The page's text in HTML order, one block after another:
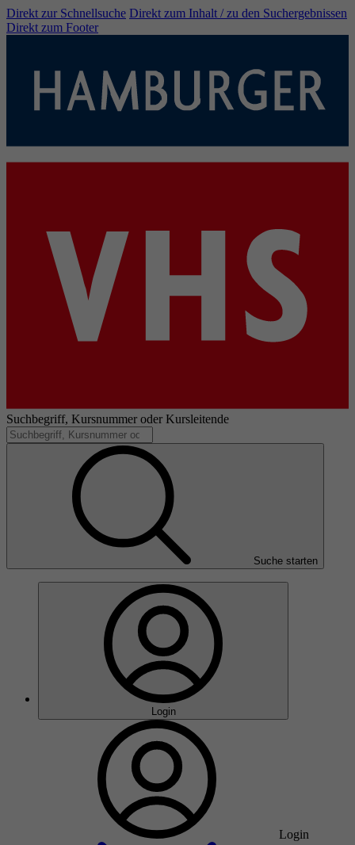
Direkt zur Schnellsuche Direkt zum Inhalt / zu den Suchergebnissen
Direkt zum Footer
Suchbegriff, Kursnummer oder Kursleitende
Suche starten
Login
Login